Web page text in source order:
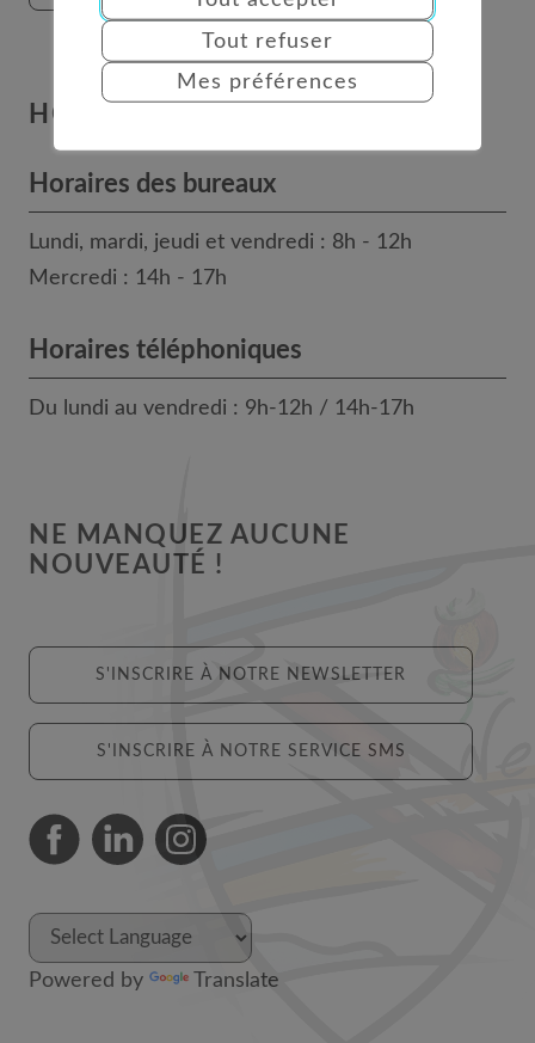
HORAIRES
Horaires des bureaux
Lundi, mardi, jeudi et vendredi : 8h - 12h
Mercredi : 14h - 17h
Horaires téléphoniques
Du lundi au vendredi : 9h-12h / 14h-17h
NE MANQUEZ AUCUNE
NOUVEAUTÉ !
S'INSCRIRE À NOTRE NEWSLETTER
S'INSCRIRE À NOTRE SERVICE SMS
Powered by Translate
Tout refuser
Mes préférences